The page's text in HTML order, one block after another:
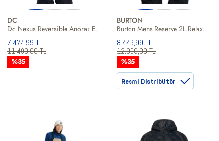
DC
Dc Nexus Reversible Anorak Erkek Snowboard Ceketi
7.474,99 TL
11.499,99 TL
%35
BURTON
Burton Mens Reserve 2L Relaxed Erkek Siyah Snowboard Pantolonu
8.449,99 TL
12.999,99 TL
%35
Resmi Distribütör